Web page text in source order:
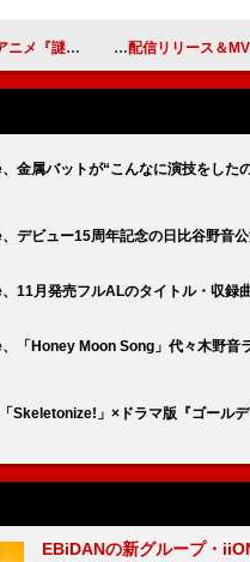
』OPテーマのMV公開 ano、劇場版『僕とロボコ』主題歌を
金属バットが“こんなに演技をした
デビュー15周年記念の日比谷野音
11月発売フルALのタイトル・収録
「Honey Moon Song」代々木野音
Skeletonize!」×ドラマ版『ゴール
EBiDANの新グループ・